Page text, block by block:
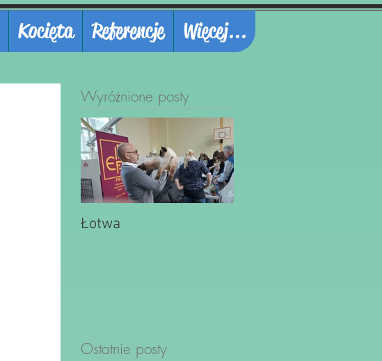
Kocięta Referencje Więcej...
Wyróżnione posty
Łotwa
Ostatnie posty